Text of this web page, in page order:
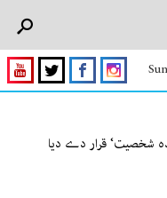
شخصیت‘ قرار دے دیا